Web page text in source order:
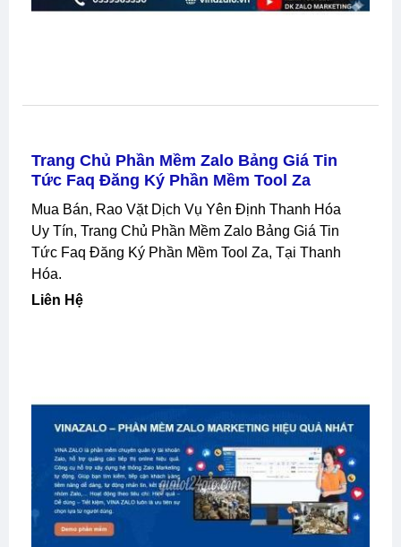
Trang Chủ Phần Mềm Zalo Bảng Giá Tin
Tức Faq Đăng Ký Phần Mềm Tool Za
Mua Bán, Rao Vặt Dịch Vụ Yên Định Thanh Hóa
Uy Tín, Trang Chủ Phần Mềm Zalo Bảng Giá Tin
Tức Faq Đăng Ký Phần Mềm Tool Za, Tại Thanh
Hóa.
Liên Hệ